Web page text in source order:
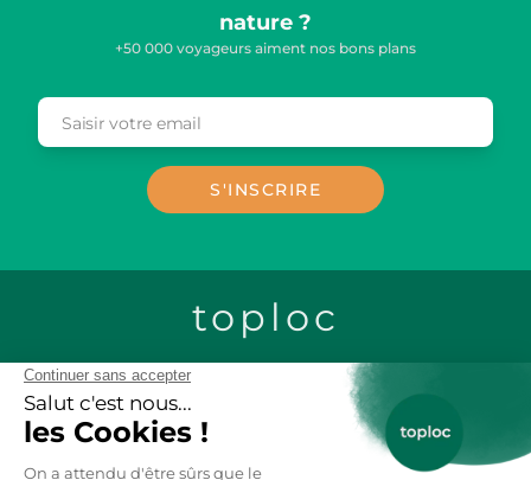
nature ?
+50 000 voyageurs aiment nos bons plans
EmailSaisir votre email
S'INSCRIRE
toploc
CONTACTEZ-NOUS
LOCATION CHALETS EN BOIS
LOCATION GITES DE GROUPE
LOCATION MOBIL-HOME